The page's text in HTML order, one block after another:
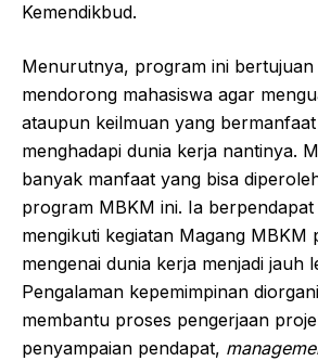
Kemendikbud.
Menurutnya, program ini
mendorong mahasiswa agar
ataupun keilmuan yang
menghadapi dunia kerja nantinya.
banyak manfaat yang bisa
program MBKM ini. Ia
mengikuti kegiatan Magang MBKM
mengenai dunia kerja menjadi jauh
Pengalaman kepemimpinan
membantu proses pengerjaan
penyampaian pendapat,